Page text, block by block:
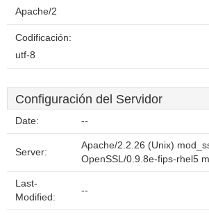
Apache/2
Codificación:
utf-8
Configuración del Servidor
Date: --
Server:
Apache/2.2.26 (Unix)
OpenSSL/0.9.8e-fips-rhel5
Last-
Modified:
--